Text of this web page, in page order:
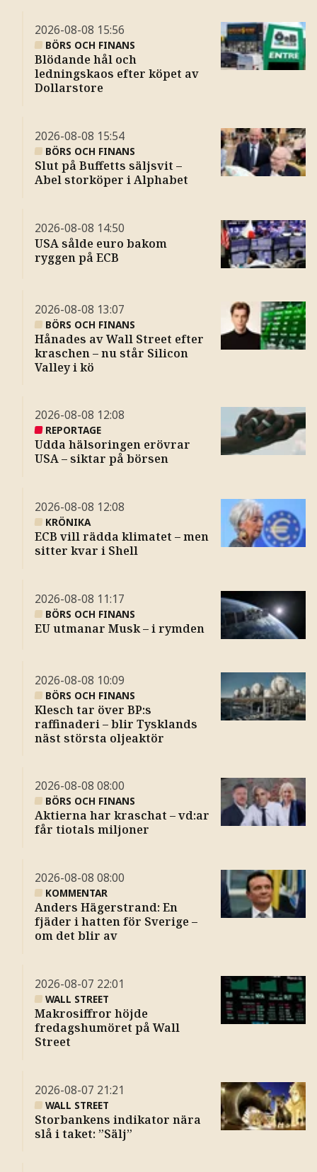
2026-08-08 15:56
BÖRS OCH FINANS
Blödande hål och
ledningskaos efter köpet av
Dollarstore
2026-08-08 15:54
BÖRS OCH FINANS
Slut på Buffetts säljsvit –
Abel storköper i Alphabet
2026-08-08 14:50
USA sålde euro bakom
ryggen på ECB
2026-08-08 13:07
BÖRS OCH FINANS
Hånades av Wall Street efter
kraschen – nu står Silicon
Valley i kö
2026-08-08 12:08
REPORTAGE
Udda hälsoringen erövrar
USA – siktar på börsen
2026-08-08 12:08
KRÖNIKA
ECB vill rädda klimatet – men
sitter kvar i Shell
2026-08-08 11:17
BÖRS OCH FINANS
EU utmanar Musk – i rymden
2026-08-08 10:09
BÖRS OCH FINANS
Klesch tar över BP:s
raffinaderi – blir Tysklands
näst största oljeaktör
2026-08-08 08:00
BÖRS OCH FINANS
Aktierna har kraschat – vd:ar
får tiotals miljoner
2026-08-08 08:00
KOMMENTAR
Anders Hägerstrand: En
fjäder i hatten för Sverige –
om det blir av
2026-08-07 22:01
WALL STREET
Makrosiffror höjde
fredagshumöret på Wall
Street
2026-08-07 21:21
WALL STREET
Storbankens indikator nära
slå i taket: ”Sälj”